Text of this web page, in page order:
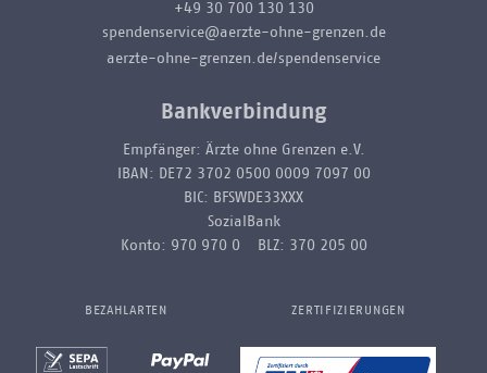
+49 30 700 130 130
spendenservice@aerzte-ohne-grenzen.de
aerzte-ohne-grenzen.de/spendenservice
Bankverbindung
Empfänger: Ärzte ohne Grenzen e.V.
IBAN: DE72 3702 0500 0009 7097 00
BIC: BFSWDE33XXX
SozialBank
Konto: 970 970 0 BLZ: 370 205 00
BEZAHLARTEN ZERTIFIZIERUNGEN